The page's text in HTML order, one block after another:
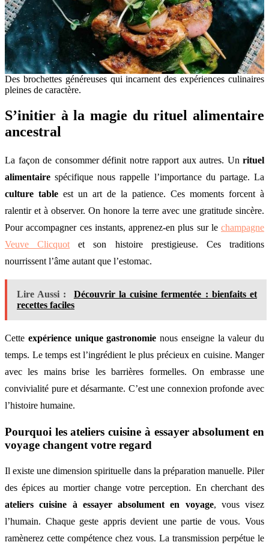
Des brochettes généreuses qui incarnent des expériences culinaires
pleines de caractère.
S’initier à la magie du rituel alimentaire
ancestral
La façon de consommer définit notre rapport aux autres. Un rituel
alimentaire spécifique nous rappelle l’importance du partage. La
culture table est un art de la patience. Ces moments forcent à
ralentir et à observer. On honore la terre avec une gratitude sincère.
Pour accompagner ces instants, apprenez-en plus sur le champagne
Veuve Clicquot et son histoire prestigieuse. Ces traditions
nourrissent l’âme autant que l’estomac.
Lire Aussi :
Découvrir la cuisine fermentée : bienfaits et
recettes faciles
Cette expérience unique gastronomie nous enseigne la valeur du
temps. Le temps est l’ingrédient le plus précieux en cuisine. Manger
avec les mains brise les barrières formelles. On embrasse une
convivialité pure et désarmante. C’est une connexion profonde avec
l’histoire humaine.
Pourquoi les ateliers cuisine à essayer absolument en
voyage changent votre regard
Il existe une dimension spirituelle dans la préparation manuelle. Piler
des épices au mortier change votre perception. En cherchant des
ateliers cuisine à essayer absolument en voyage, vous visez
l’humain. Chaque geste appris devient une partie de vous. Vous
ramènerez cette compétence chez vous. La transmission perpétue le